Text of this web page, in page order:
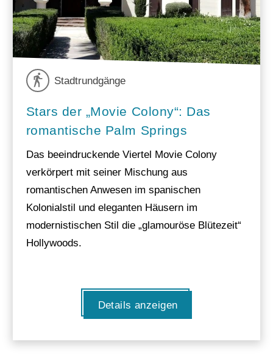
Stadtrundgänge
Stars der „Movie Colony“: Das
romantische Palm Springs
Das beeindruckende Viertel Movie Colony
verkörpert mit seiner Mischung aus
romantischen Anwesen im spanischen
Kolonialstil und eleganten Häusern im
modernistischen Stil die „glamouröse Blütezeit“
Hollywoods.
Details anzeigen